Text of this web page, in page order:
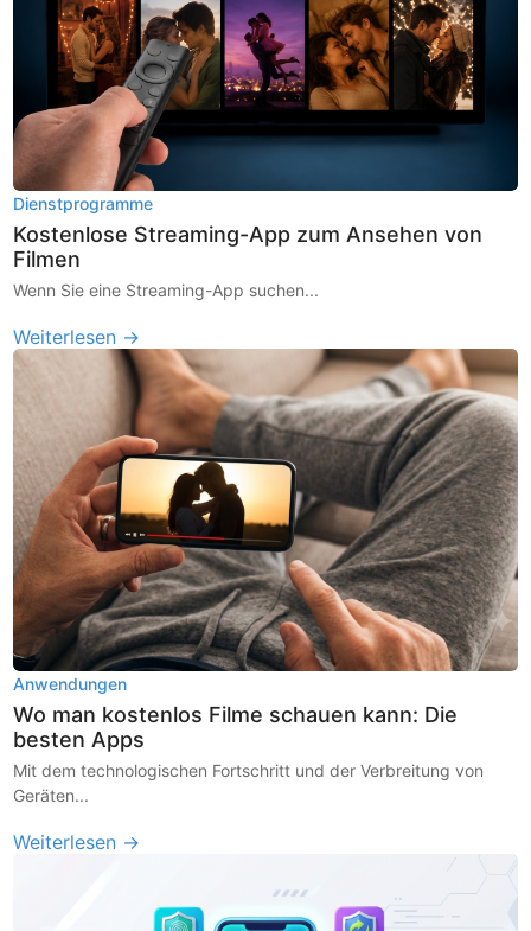
Dienstprogramme
Kostenlose Streaming-App zum Ansehen von
Filmen
Wenn Sie eine Streaming-App suchen...
Weiterlesen →
Anwendungen
Wo man kostenlos Filme schauen kann: Die
besten Apps
Mit dem technologischen Fortschritt und der Verbreitung von
Geräten...
Weiterlesen →